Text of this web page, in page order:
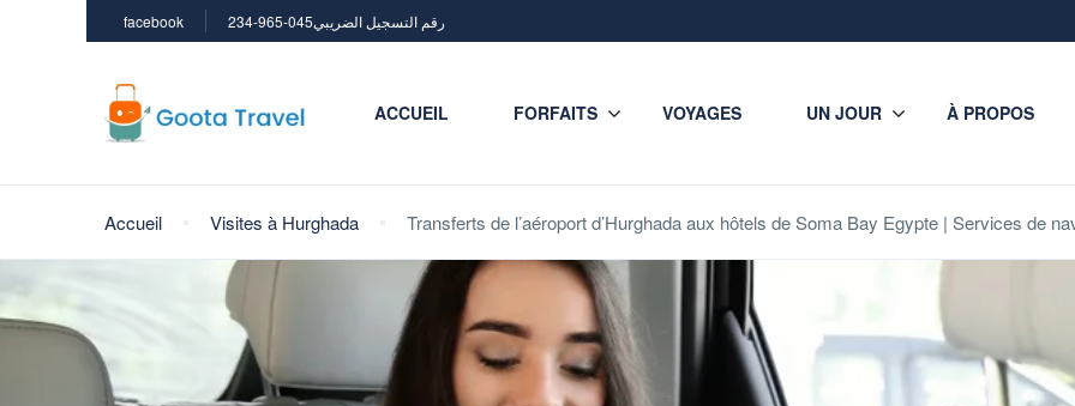
facebook 234-965-045رقم التسجيل الضريبي
ACCUEIL FORFAITS VOYAGES UN JOUR À PROPOS
Accueil Visites à Hurghada Transferts de l’aéroport d’Hurghada aux hôtels de Soma Bay Egypte | Services de